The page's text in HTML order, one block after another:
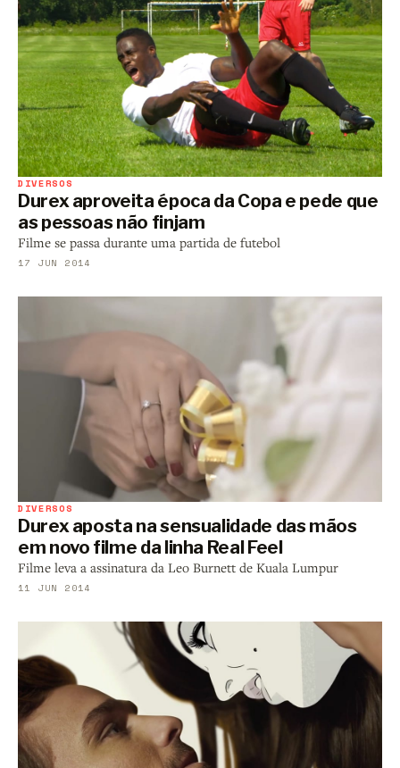
DIVERSOS
Durex aproveita época da Copa e pede que
as pessoas não finjam
Filme se passa durante uma partida de futebol
17 JUN 2014
DIVERSOS
Durex aposta na sensualidade das mãos
em novo filme da linha Real Feel
Filme leva a assinatura da Leo Burnett de Kuala Lumpur
11 JUN 2014